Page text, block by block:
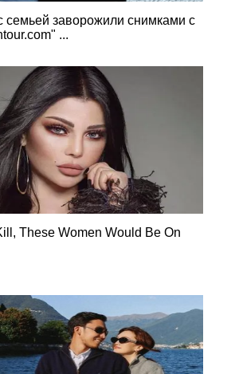
семьей заворожили снимками с
...
These Women Would Be On